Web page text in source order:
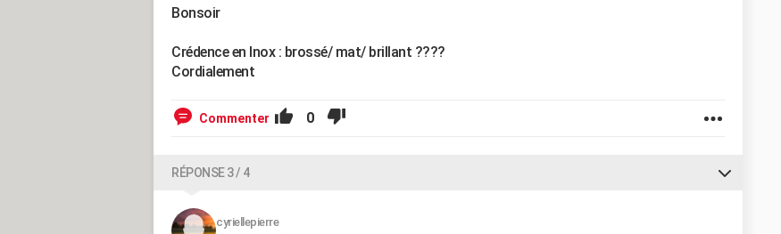
Bonsoir
Crédence en Inox : brossé/ mat/ brillant ????
Cordialement
Commenter 0
RÉPONSE 3 / 4
cyriellepierre